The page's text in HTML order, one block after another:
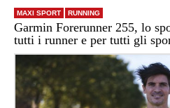
MAXI SPORT RUNNING
Garmin Forerunner 255, lo
tutti i runner e per tutti gli